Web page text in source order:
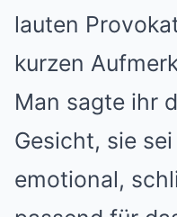
lauten
kurzen
Man sagte ihr
Gesicht, sie
emotional,